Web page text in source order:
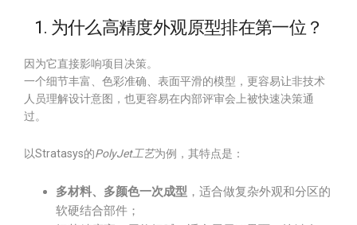
1. 为什么高精度外观原型排在第一位？
因为它直接影响项目决策。
一个细节丰富、色彩准确、表面平滑的模型，更容易让非技术
人员理解设计意图，也更容易在内部评审会上被快速决策通
过。
以Stratasys的PolyJet工艺为例，其特点是：
多材料、多颜色一次成型 ，适合做复杂外观和分区的
软硬结合部件；